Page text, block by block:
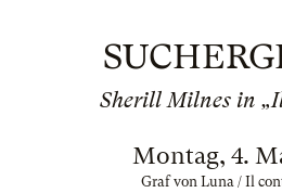
Sherill Milnes in
Montag, 4.
Graf von Luna / Il